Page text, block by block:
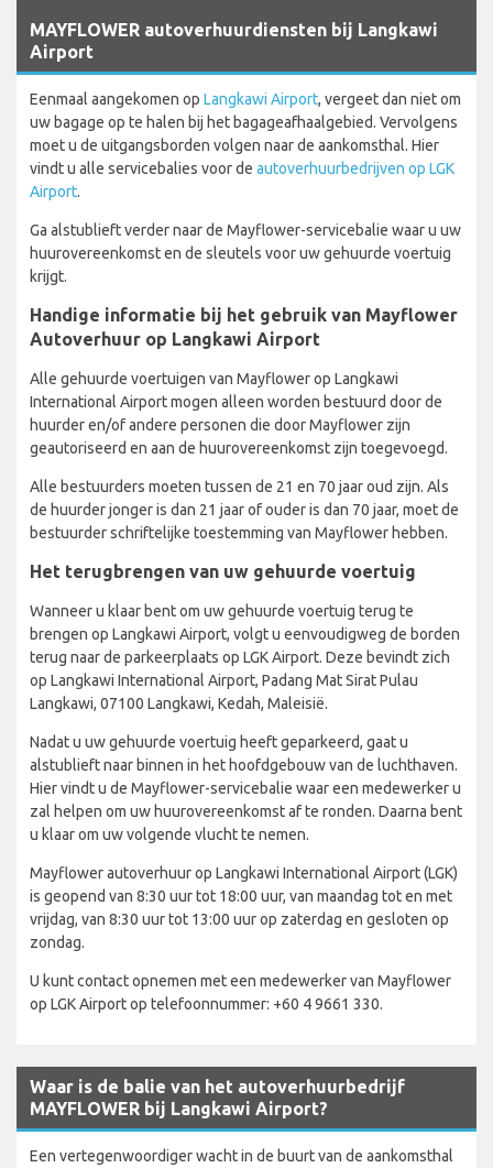
MAYFLOWER autoverhuurdiensten bij Langkawi
Airport
Eenmaal aangekomen op Langkawi Airport, vergeet dan niet om
uw bagage op te halen bij het bagageafhaalgebied. Vervolgens
moet u de uitgangsborden volgen naar de aankomsthal. Hier
vindt u alle servicebalies voor de autoverhuurbedrijven op LGK
Airport.
Ga alstublieft verder naar de Mayflower-servicebalie waar u uw
huurovereenkomst en de sleutels voor uw gehuurde voertuig
krijgt.
Handige informatie bij het gebruik van Mayflower
Autoverhuur op Langkawi Airport
Alle gehuurde voertuigen van Mayflower op Langkawi
International Airport mogen alleen worden bestuurd door de
huurder en/of andere personen die door Mayflower zijn
geautoriseerd en aan de huurovereenkomst zijn toegevoegd.
Alle bestuurders moeten tussen de 21 en 70 jaar oud zijn. Als
de huurder jonger is dan 21 jaar of ouder is dan 70 jaar, moet de
bestuurder schriftelijke toestemming van Mayflower hebben.
Het terugbrengen van uw gehuurde voertuig
Wanneer u klaar bent om uw gehuurde voertuig terug te
brengen op Langkawi Airport, volgt u eenvoudigweg de borden
terug naar de parkeerplaats op LGK Airport. Deze bevindt zich
op Langkawi International Airport, Padang Mat Sirat Pulau
Langkawi, 07100 Langkawi, Kedah, Maleisië.
Nadat u uw gehuurde voertuig heeft geparkeerd, gaat u
alstublieft naar binnen in het hoofdgebouw van de luchthaven.
Hier vindt u de Mayflower-servicebalie waar een medewerker u
zal helpen om uw huurovereenkomst af te ronden. Daarna bent
u klaar om uw volgende vlucht te nemen.
Mayflower autoverhuur op Langkawi International Airport (LGK)
is geopend van 8:30 uur tot 18:00 uur, van maandag tot en met
vrijdag, van 8:30 uur tot 13:00 uur op zaterdag en gesloten op
zondag.
U kunt contact opnemen met een medewerker van Mayflower
op LGK Airport op telefoonnummer: +60 4 9661 330.
Waar is de balie van het autoverhuurbedrijf
MAYFLOWER bij Langkawi Airport?
Een vertegenwoordiger wacht in de buurt van de aankomsthal